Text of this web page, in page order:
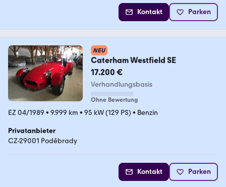
Kontakt Parken
NEU
Caterham Westfield SE
17.200 €
Verhandlungsbasis
Ohne Bewertung
EZ 04/1989 • 9.999 km • 95 kW (129 PS) • Benzin
Privatanbieter
CZ-29001 Poděbrady
Kontakt Parken